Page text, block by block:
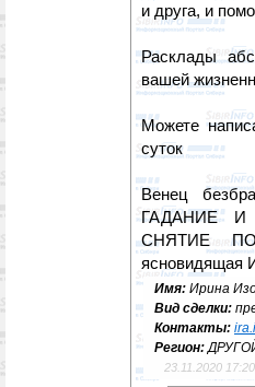
и друга, и
Расклады
вашей
Можете
суток
Венец
ГАДАНИЕ И
СНЯТИЕ
ясновидящая
Имя: Ирина
Вид сделки:
Контакты:
Регион:
23.11.2020 17:20